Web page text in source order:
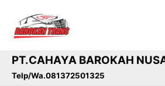
konten
PT.CAHAYA BAROKAH
Telp/Wa.081372501325